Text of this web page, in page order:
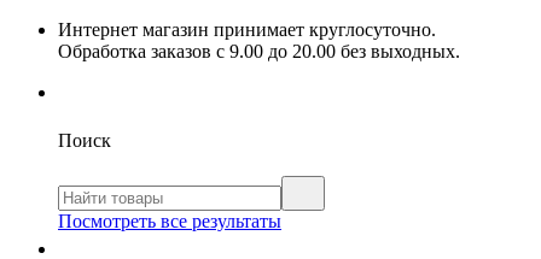
Интернет магазин принимает круглосуточно.
Обработка заказов с 9.00 до 20.00 без выходных.
Поиск
Посмотреть все результаты